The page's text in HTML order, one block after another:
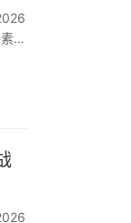
流